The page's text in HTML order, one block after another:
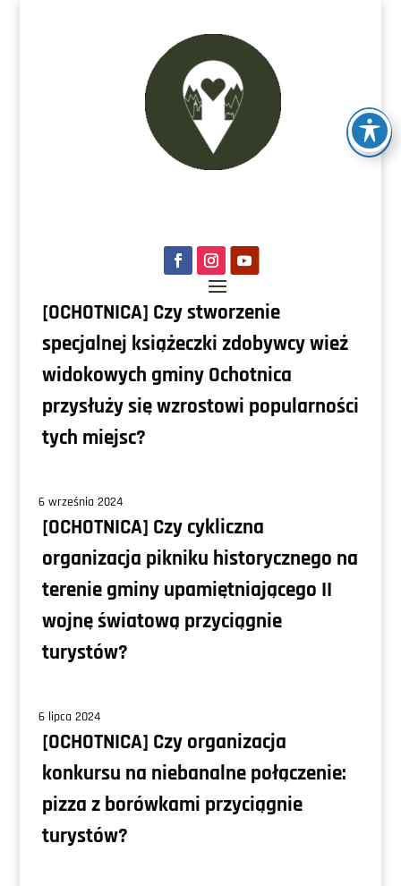
[OCHOTNICA] Czy stworzenie
specjalnej książeczki zdobywcy wież
widokowych gminy Ochotnica
przysłuży się wzrostowi popularności
tych miejsc?
6 września 2024
[OCHOTNICA] Czy cykliczna
organizacja pikniku historycznego na
terenie gminy upamiętniającego II
wojnę światową przyciągnie
turystów?
6 lipca 2024
[OCHOTNICA] Czy organizacja
konkursu na niebanalne połączenie:
pizza z borówkami przyciągnie
turystów?